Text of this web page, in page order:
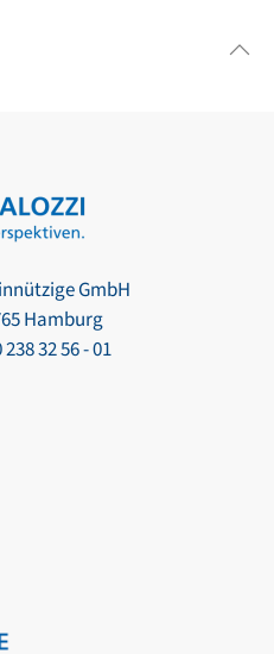
GmbH
Hamburg
238 32 56 - 01